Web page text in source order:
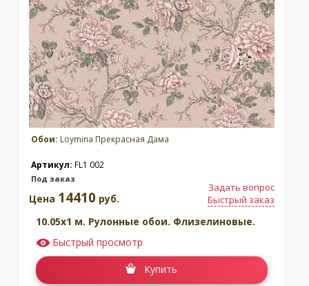
Обои: Loymina Прекрасная Дама
Артикул: FL1 002
Под заказ
Задать вопрос
Быстрый заказ
Цена 14410 руб.
10.05x1 м. Рулонные обои. Флизелиновые.
Быстрый просмотр
Купить